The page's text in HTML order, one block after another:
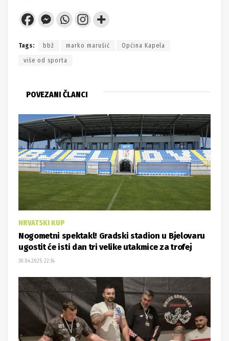
Tags: bbž marko marušić Općina Kapela
više od sporta
POVEZANI ČLANCI
HRVATSKI KUP
Nogometni spektakl! Gradski stadion u Bjelovaru
ugostit će isti dan tri velike utakmice za trofej
30.04.2025. 22:34